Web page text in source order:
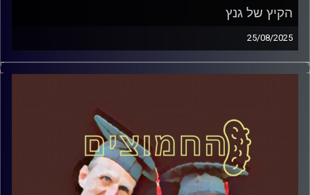
הקיץ של גנץ
25/08/2025
המערכת הפוליטית על ספת הפסיכולוג, עם פרופסור בועז בן-
דוד ופרופסור גלעד הירשברגר
קרדיט תמונות:AudioVersity